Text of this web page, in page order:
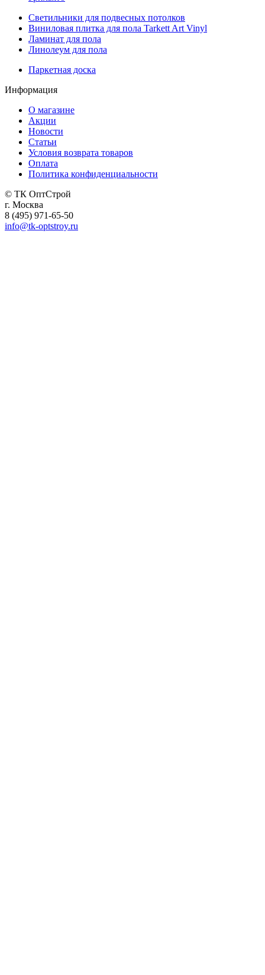
Светильники для подвесных потолков
Виниловая плитка для пола Tarkett Art Vinyl
Ламинат для пола
Линолеум для пола
Паркетная доска
Информация
О магазине
Акции
Новости
Статьи
Условия возврата товаров
Оплата
Политика конфиденциальности
© ТК ОптСтрой
г. Москва
8 (495) 971-65-50
info@tk-optstroy.ru